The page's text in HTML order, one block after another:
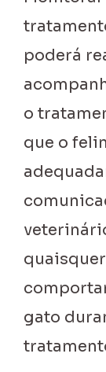
poderá
o
que o
gato